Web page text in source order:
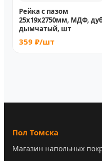
Рейка с пазом
25х19х2750мм, МДФ,
дымчатый, шт
359 ₽/шт
Пол Томска
Магазин напольных